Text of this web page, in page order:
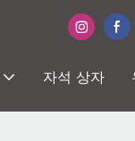
자석 상자